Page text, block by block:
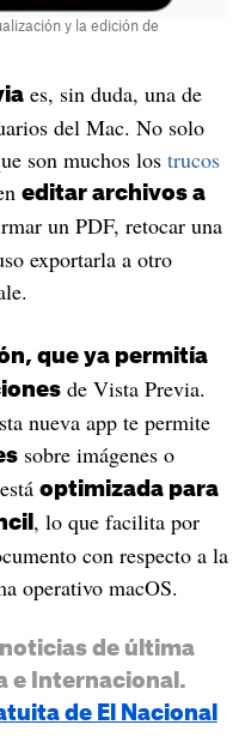
y la edición de
es, sin duda, una de
del Mac. No solo
son muchos los trucos
editar archivos a
un PDF, retocar una
exportarla a otro
que ya permitía
de Vista Previa.
nueva app te permite
sobre imágenes o
optimizada para
, lo que facilita por
con respecto a la
operativo macOS.
de última
e Internacional.
de El Nacional